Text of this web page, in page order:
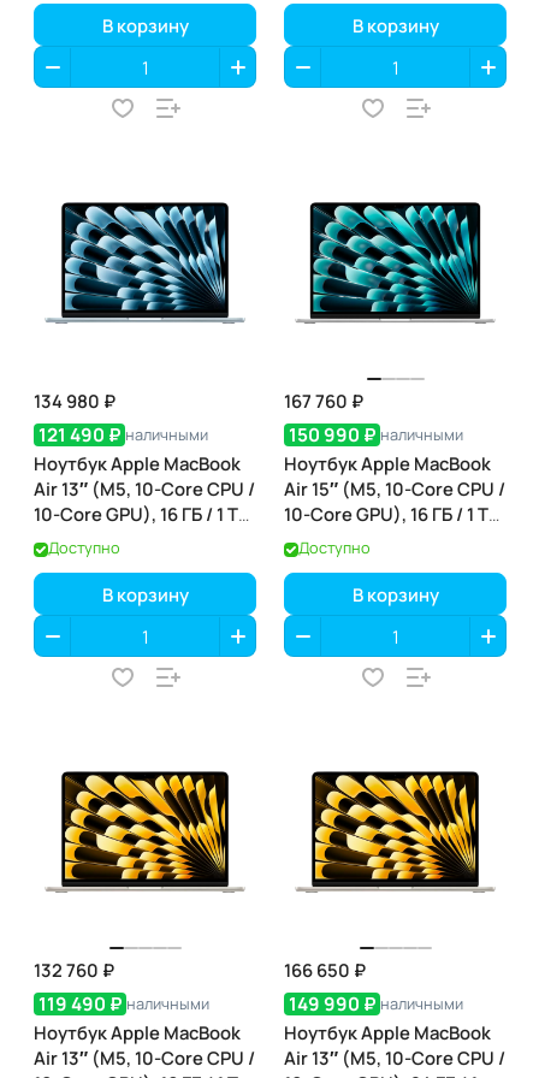
В корзину
В корзину
134 980 ₽
121 490 ₽ наличными
Ноутбук Apple MacBook
Air 13″ (M5, 10-Core CPU /
10-Core GPU), 16 ГБ / 1 ТБ,
Sky Blue (небесно-
голубой) (MDHJ4)
Доступно
В корзину
167 760 ₽
150 990 ₽ наличными
Ноутбук Apple MacBook
Air 15″ (M5, 10-Core CPU /
10-Core GPU), 16 ГБ / 1 ТБ,
Silver (серебристый)
(MDVA4)
Доступно
В корзину
132 760 ₽
119 490 ₽ наличными
Ноутбук Apple MacBook
Air 13″ (M5, 10-Core CPU /
166 650 ₽
149 990 ₽ наличными
Ноутбук Apple MacBook
Air 13″ (M5, 10-Core CPU /